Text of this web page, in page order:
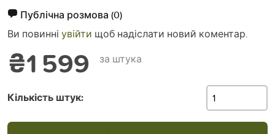
Публічна розмова (0)
Ви повинні увійти щоб надіслати новий коментар.
₴1 599 за штука
Кількість штук: